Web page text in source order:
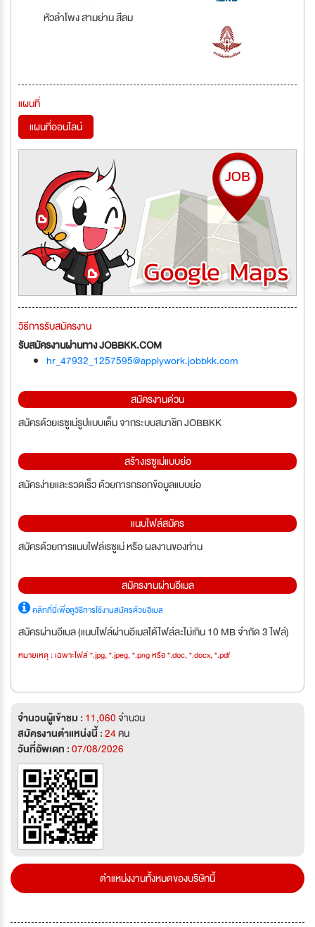
หัวลำโพง สามย่าน สีลม
แผนที่
แผนที่ออนไลน์
วิธีการรับสมัครงาน
รับสมัครงานผ่านทาง JOBBKK.COM
hr_47932_1257595@applywork.jobbkk.com
สมัครงานด่วน
สมัครด้วยเรซูเม่รูปแบบเต็ม จากระบบสมาชิก JOBBKK
สร้างเรซูเม่แบบย่อ
สมัครง่ายและรวดเร็ว ด้วยการกรอกข้อมูลแบบย่อ
แนบไฟล์สมัคร
สมัครด้วยการแนบไฟล์เรซูเม่ หรือ ผลงานของท่าน
สมัครงานผ่านอีเมล
คลิกที่นี่เพื่อดูวิธีการใช้งานสมัครด้วยอีเมล
สมัครผ่านอีเมล (แนบไฟล์ผ่านอีเมลได้ไฟล์ละไม่เกิน 10 MB จำกัด 3 ไฟล์)
หมายเหตุ : เฉพาะไฟล์ *.jpg, *.jpeg, *.png หรือ *.doc, *.docx, *.pdf
จำนวนผู้เข้าชม : 11,060จำนวน
สมัครงานตำแหน่งนี้ :24คน
วันที่อัพเดท :07/08/2026
ตำแหน่งงานทั้งหมดของบริษัทนี้